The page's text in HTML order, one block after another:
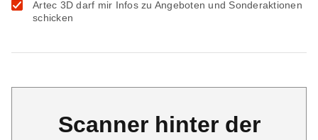
Artec 3D darf mir Infos zu Angeboten und Sonderaktionen
schicken
Scanner hinter der